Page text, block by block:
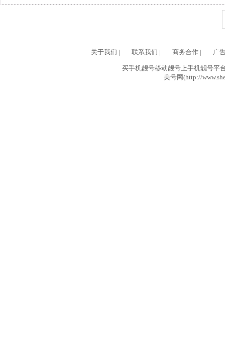
关于我们 | 联系我们 | 商务合作| 广
买手机靓号移动靓号上手机靓号平
美号网(http://